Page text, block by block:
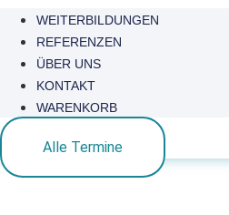
WEITERBILDUNGEN
REFERENZEN
ÜBER UNS
KONTAKT
WARENKORB
Alle Termine